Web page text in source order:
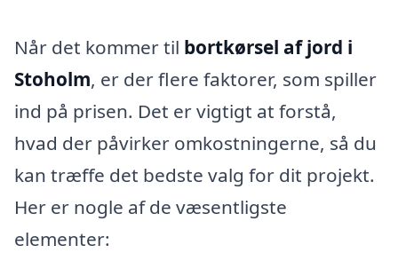
Når det kommer til bortkørsel af jord i
Stoholm, er der flere faktorer, som spiller
ind på prisen. Det er vigtigt at forstå,
hvad der påvirker omkostningerne, så du
kan træffe det bedste valg for dit projekt.
Her er nogle af de væsentligste
elementer: